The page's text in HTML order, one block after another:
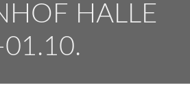
HALLE